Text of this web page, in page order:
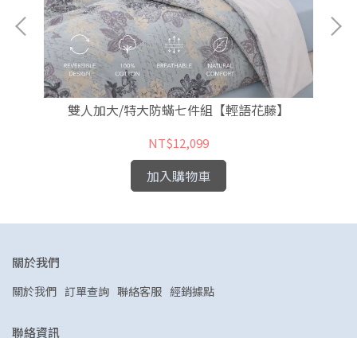
雙人加大/特大防蟎七件組【輕語花藤】
NT$12,099
加入購物車
關於我們
關於我們 訂單查詢 聯絡客服 經銷據點
聯絡資訊